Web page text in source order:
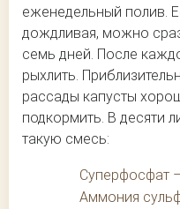
еженедельный полив.
дождливая, можно
семь дней. После
рыхлить.
рассады капусты
подкормить. В десяти
такую смесь:
Суперфосфат
Аммония